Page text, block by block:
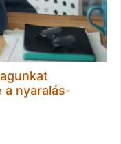
a nyaralás-